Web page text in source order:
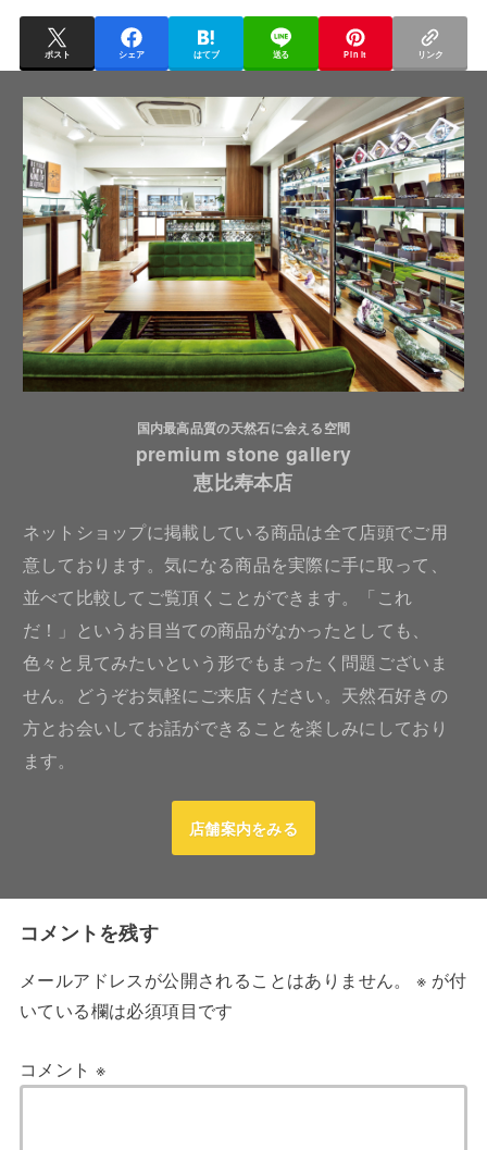
ポスト シェア はてブ 送る Pin it リンク
国内最高品質の天然石に会える空間
premium stone gallery
恵比寿本店
ネットショップに掲載している商品は全て店頭でご用
意しております。気になる商品を実際に手に取って、
並べて比較してご覧頂くことができます。「これ
だ！」というお目当ての商品がなかったとしても、
色々と見てみたいという形でもまったく問題ございま
せん。どうぞお気軽にご来店ください。天然石好きの
方とお会いしてお話ができることを楽しみにしており
ます。
店舗案内をみる
コメントを残す
メールアドレスが公開されることはありません。 ※ が付
いている欄は必須項目です
コメント ※